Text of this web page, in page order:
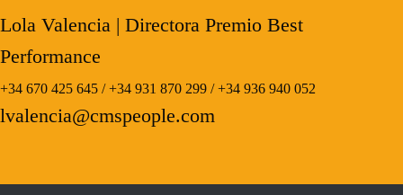
Lola Valencia | Directora Premio Best
Performance
+34 670 425 645 / +34 931 870 299 / +34 936 940 052
lvalencia@cmspeople.com